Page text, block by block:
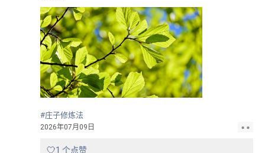
#庄子修炼法
2026年07月09日
1 个点赞